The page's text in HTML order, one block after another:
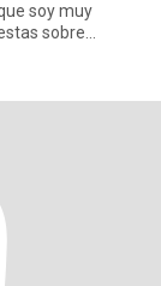
soy muy
sobre